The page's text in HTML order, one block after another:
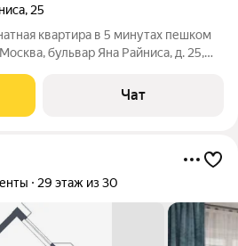
, 25
квартира в 5 минутах пешком
бульвар Яна Райниса, д. 25,
общей площадью 35,6 кв. м,
Чат
29 этаж из 30